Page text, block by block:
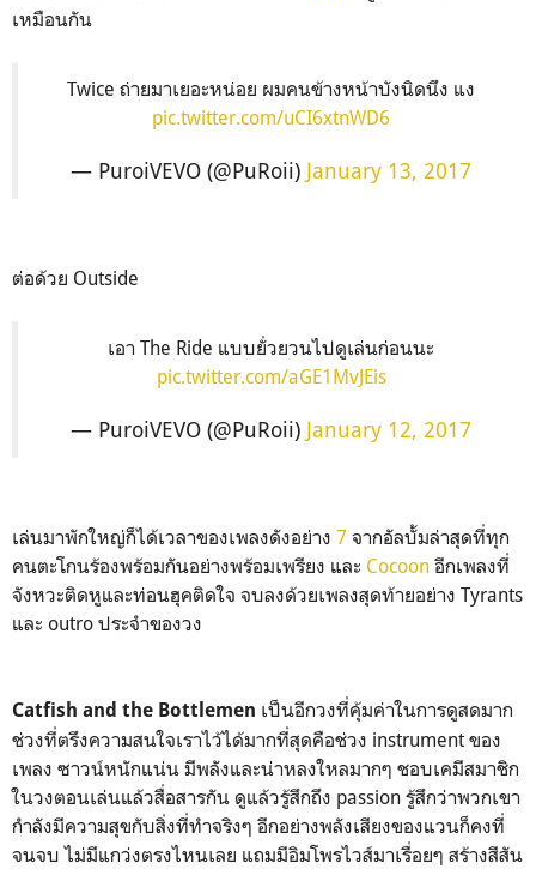
เหมือนกัน
Twice ถ่ายมาเยอะหน่อย ผมคนข้างหน้าบังนิดนึง แง
pic.twitter.com/uCI6xtnWD6
— PuroiVEVO (@PuRoii) January 13, 2017
ต่อด้วย Outside
เอา The Ride แบบยั่วยวนไปดูเล่นก่อนนะ
pic.twitter.com/aGE1MvJEis
— PuroiVEVO (@PuRoii) January 12, 2017
เล่นมาพักใหญ่ก็ได้เวลาของเพลงดังอย่าง 7 จากอัลบั้มล่าสุดที่ทุก
คนตะโกนร้องพร้อมกันอย่างพร้อมเพรียง และ Cocoon อีกเพลงที่
จังหวะติดหูและท่อนฮุคติดใจ จบลงด้วยเพลงสุดท้ายอย่าง Tyrants
และ outro ประจำของวง
Catfish and the Bottlemen เป็นอีกวงที่คุ้มค่าในการดูสดมาก
ช่วงที่ตรึงความสนใจเราไว้ได้มากที่สุดคือช่วง instrument ของ
เพลง ซาวน์หนักแน่น มีพลังและน่าหลงใหลมากๆ ชอบเคมีสมาชิก
ในวงตอนเล่นแล้วสื่อสารกัน ดูแล้วรู้สึกถึง passion รู้สึกว่าพวกเขา
กำลังมีความสุขกับสิ่งที่ทำจริงๆ อีกอย่างพลังเสียงของแวนก็คงที่
จนจบ ไม่มีแกว่งตรงไหนเลย แถมมีอิมโพรไวส์มาเรื่อยๆ สร้างสีสัน